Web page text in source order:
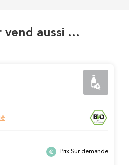
vend aussi …
Prix Sur demande